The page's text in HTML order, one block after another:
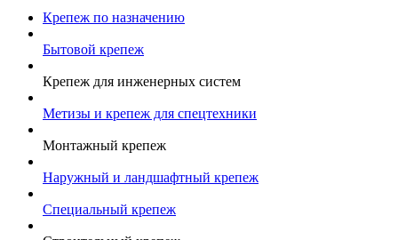
Крепеж по назначению
Бытовой крепеж
Крепеж для инженерных систем
Метизы и крепеж для спецтехники
Монтажный крепеж
Наружный и ландшафтный крепеж
Специальный крепеж